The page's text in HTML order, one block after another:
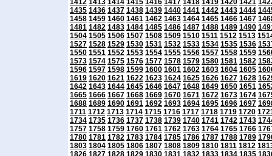
1412 1413 1414 1415 1416 1417 1418 1419 1420 1421
1435 1436 1437 1438 1439 1440 1441 1442 1443 1444
1458 1459 1460 1461 1462 1463 1464 1465 1466 1467
1481 1482 1483 1484 1485 1486 1487 1488 1489 1490
1504 1505 1506 1507 1508 1509 1510 1511 1512 1513
1527 1528 1529 1530 1531 1532 1533 1534 1535 1536
1550 1551 1552 1553 1554 1555 1556 1557 1558 1559
1573 1574 1575 1576 1577 1578 1579 1580 1581 1582
1596 1597 1598 1599 1600 1601 1602 1603 1604 1605
1619 1620 1621 1622 1623 1624 1625 1626 1627 1628
1642 1643 1644 1645 1646 1647 1648 1649 1650 1651
1665 1666 1667 1668 1669 1670 1671 1672 1673 1674
1688 1689 1690 1691 1692 1693 1694 1695 1696 1697
1711 1712 1713 1714 1715 1716 1717 1718 1719 1720
1734 1735 1736 1737 1738 1739 1740 1741 1742 1743
1757 1758 1759 1760 1761 1762 1763 1764 1765 1766
1780 1781 1782 1783 1784 1785 1786 1787 1788 1789
1803 1804 1805 1806 1807 1808 1809 1810 1811 1812
1826 1827 1828 1829 1830 1831 1832 1833 1834 1835